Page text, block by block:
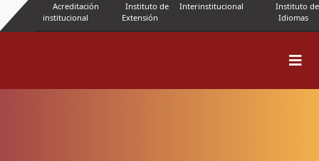
Acreditación
institucional
Instituto de
Extensión
Interinstitucional
Instituto de
Idiomas